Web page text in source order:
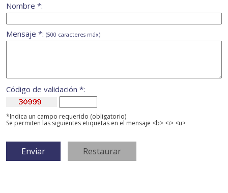
Nombre *:
Mensaje *: (500 caracteres máx)
Código de validación *:
*Indica un campo requerido (obligatorio)
Se permiten las siguientes etiquetas en el mensaje <b> <i> <u>